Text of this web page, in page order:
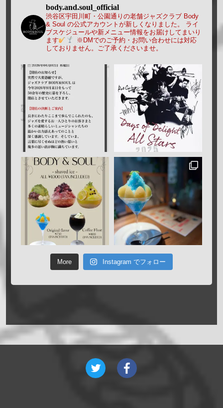
body.and.soul_official
渋谷区宇田川町・公園通りの老舗ジャズクラブ Body
& Soul の公式アカウントが新しくなりました。
ライ
ブスケジュールや新メニュー情報をお届けしてまいり
ます
※DMでのご予約・お問い合わせには対応
しておりません。ご了承くださいませ。
More Instagram でフォロー